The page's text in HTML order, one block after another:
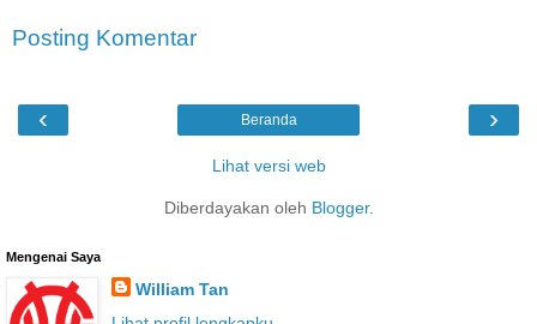
Posting Komentar
‹ ›
Beranda
Lihat versi web
Diberdayakan oleh Blogger.
Mengenai Saya
William Tan